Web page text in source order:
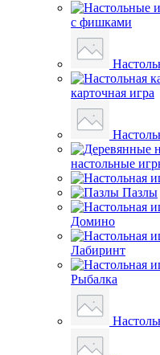
с фишками
карточная игра
настольные
Пазлы
Домино
Лабиринт
Рыбалка